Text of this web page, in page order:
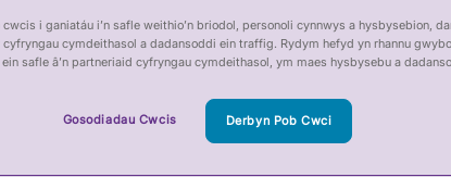
i ganiatáu i’n safle weithio’n briodol, personoli cynnwys a hysbysebion,
cymdeithasol a dadansoddi ein traffig. Rydym hefyd yn rhannu
safle â’n partneriaid cyfryngau cymdeithasol, ym maes hysbysebu a
Gosodiadau Cwcis Derbyn Pob Cwci